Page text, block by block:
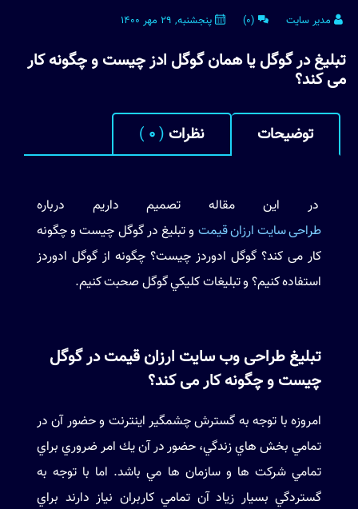
مدیر سایت (0) پنجشنبه, 29 مهر 1400
تبلیغ در گوگل یا همان گوگل ادز چیست و چگونه کار
می کند؟
توضیحات نظرات (
0
)
در این مقاله تصمیم داریم درباره
طراحی سایت ارزان قیمت و تبلیغ در گوگل چیست و چگونه
کار می کند؟ گوگل ادوردز چیست؟ چگونه از گوگل ادوردز
استفاده کنیم؟ و تبليغات كليكي گوگل صحبت کنیم.
تبلیغ طراحی وب سایت ارزان قیمت در گوگل
چیست و چگونه کار می کند؟
امروزه با توجه به گسترش چشمگير اينترنت و حضور آن در
تمامي بخش هاي زندگي، حضور در آن يك امر ضروري براي
تمامي شركت ها و سازمان ها مي باشد. اما با توجه به
گستردگي بسيار زياد آن تمامي كاربران نياز دارند براي